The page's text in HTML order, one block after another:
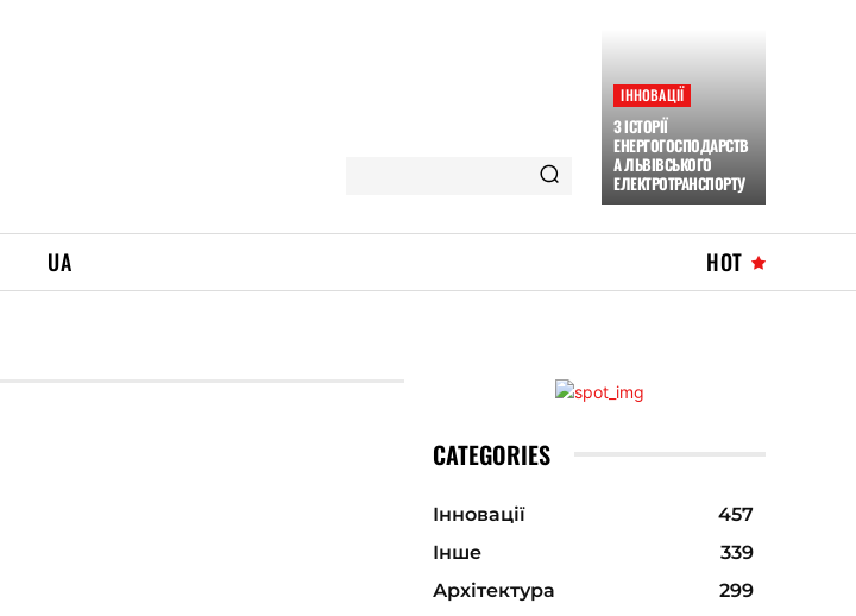
ІННОВАЦІЇ
З ІСТОРІЇ
ЕНЕРГОГОСПОДАРСТВ
А ЛЬВІВСЬКОГО
ЕЛЕКТРОТРАНСПОРТУ
UA HOT
CATEGORIES
Інновації
457
Інше
339
Архітектура
299